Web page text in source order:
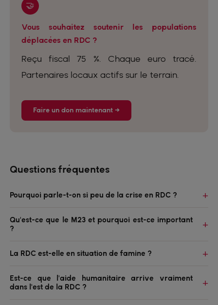
🤝
Vous souhaitez soutenir les populations
déplacées en RDC ?
Reçu fiscal 75 %. Chaque euro tracé.
Partenaires locaux actifs sur le terrain.
Faire un don maintenant →
Questions fréquentes
Pourquoi parle-t-on si peu de la crise en RDC ?
Qu'est-ce que le M23 et pourquoi est-ce important
?
La RDC est-elle en situation de famine ?
Est-ce que l'aide humanitaire arrive vraiment
dans l'est de la RDC ?